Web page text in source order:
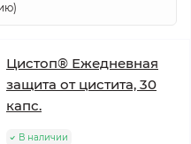
Цистоп® Ежедневная
защита от цистита, 30
капс.
В наличии